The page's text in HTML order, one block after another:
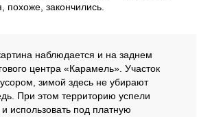
похоже, закончились.
наблюдается и на заднем
центра «Карамель». Участок
зимой здесь не убирают
При этом территорию успели
и использовать под платную